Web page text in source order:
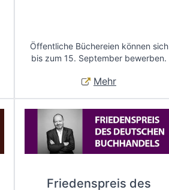
Öffentliche Büchereien können sich
bis zum 15. September bewerben.
Mehr
Friedenspreis des